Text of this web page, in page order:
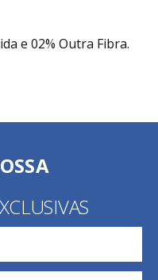
e 02% Outra Fibra.